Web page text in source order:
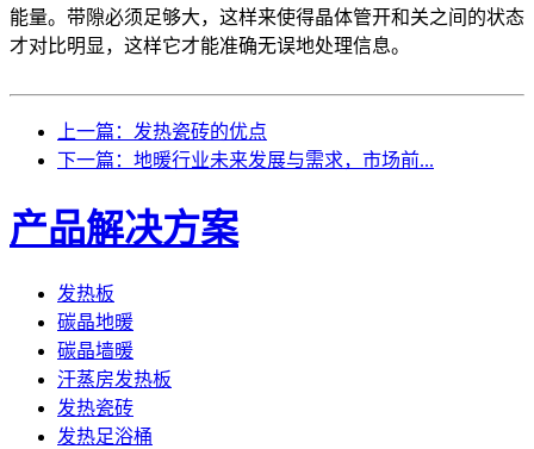
能量。带隙必须足够大，这样来使得晶体管开和关之间的状态
才对比明显，这样它才能准确无误地处理信息。
上一篇：发热瓷砖的优点
下一篇：地暖行业未来发展与需求，市场前...
产品解决方案
发热板
碳晶地暖
碳晶墙暖
汗蒸房发热板
发热瓷砖
发热足浴桶